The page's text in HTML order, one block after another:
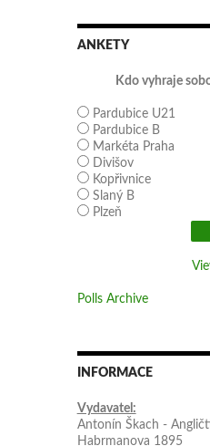
ANKETY
Kdo vyhraje
Pardubice U21
Pardubice B
Markéta Praha
Divišov
Kopřivnice
Slaný B
Plzeň
Polls Archive
INFORMACE
Vydavatel:
Antonín Škach -
Habrmanova 1895